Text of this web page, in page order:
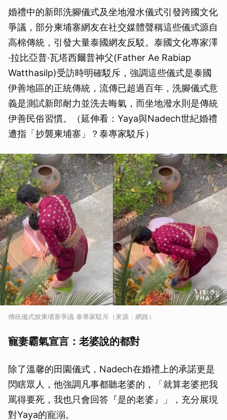
婚禮中的新郎洗腳儀式及坐地潑水儀式引發跨國文化
爭議，部分柬埔寨網友在社交媒體聲稱這些儀式源自
高棉傳統，引發大量泰國網友反駁。泰國文化專家澤
·拉比亞普·瓦塔西爾普神父(Father Ae Rabiap
Watthasilp)受訪時明確駁斥，強調這些儀式是泰國
伊善地區的正統傳統，流傳已超過百年，洗腳儀式意
義是測試新郎耐力並洗去晦氣，而坐地潑水則是傳統
伊善民俗習慣。（延伸看：Yaya與Nadech世紀婚禮
遭指「抄襲柬埔寨」？泰專家駁斥）
傳統儀式掀柬埔寨爭議 泰專家駁斥（來源：網路）
寵妻霸氣宣言：老婆說的都對
除了溫馨的田園儀式，Nadech在婚禮上的承諾更是
閃瞎眾人，他強調凡事都聽老婆的，「就算老婆把我
罵得要死，我也只會回答『是的老婆』」，充分展現
對Yaya的寵溺。